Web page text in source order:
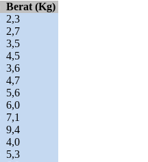
Berat (Kg)
2,3
2,7
3,5
4,5
3,6
4,7
5,6
6,0
7,1
9,4
4,0
5,3